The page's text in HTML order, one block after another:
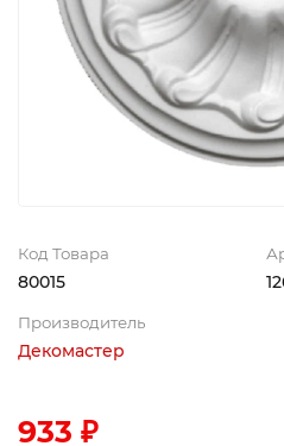
Код Товара
80015
Производитель
Декомастер
933 ₽